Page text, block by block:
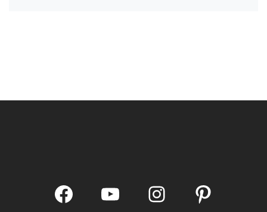
FacebookYouTubeInstagram